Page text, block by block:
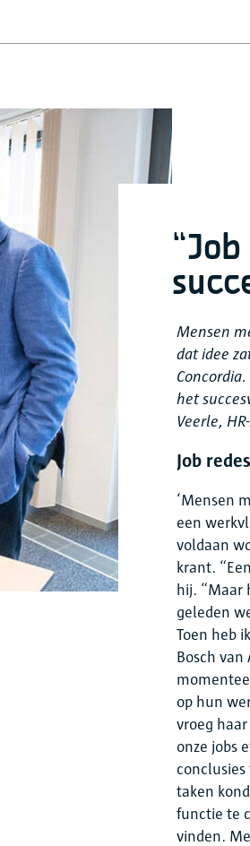
Mensen
dat idee
het
Veerle,
Job
‘Mensen
een
voldaan
krant.
hij. “Maar
geleden
Toen heb
Bosch
op hun
vroeg
onze jobs
taken
functie te
vinden.